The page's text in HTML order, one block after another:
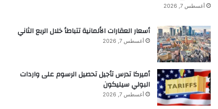
تاريخ النشر: 2025-11-21 22:28:00
الكاتب: University of Göttingen
تنويه من موقع “yalebnan.org”:
أغسطس 7, 2026
أسعار العقارات الألمانية تتباطأ خلال الربع الثاني
أغسطس 7, 2026
أميركا تدرس تأجيل تحصيل الرسوم على واردات
البولي سيليكون
أغسطس 7, 2026